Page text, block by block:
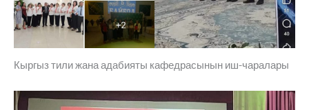
Кыргыз тили жана адабияты кафедрасынын иш-чаралары